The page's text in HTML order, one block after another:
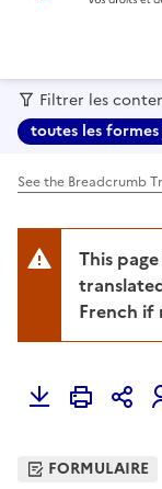
Filtrer les
toutes les
See the Breadcrumb
This page has been automatically
French if
FORMULAIRE